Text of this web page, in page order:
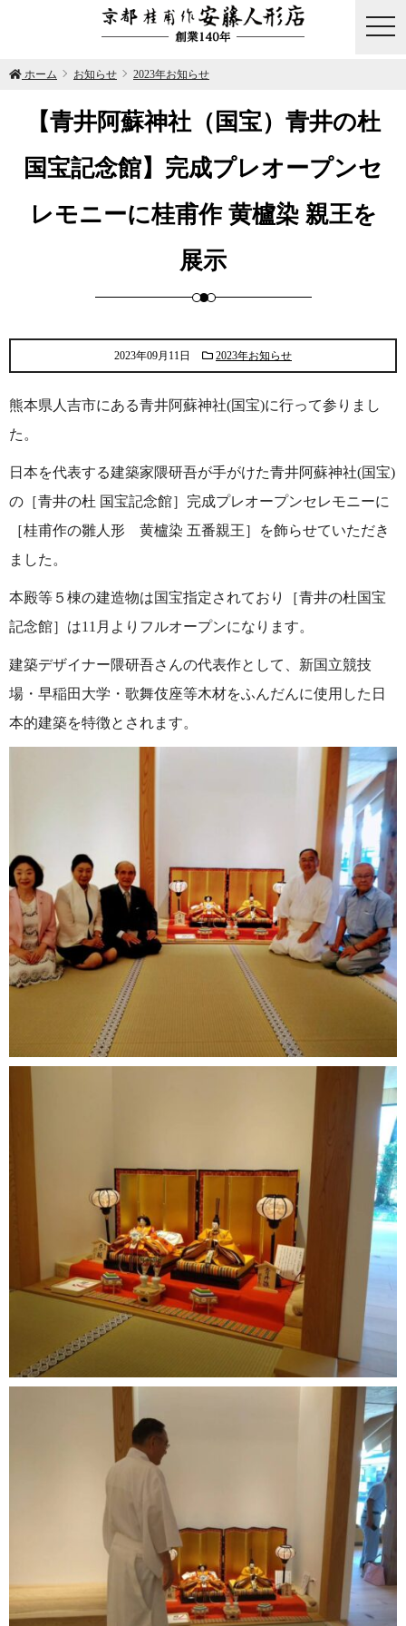
ホーム お知らせ 2023年お知らせ
【青井阿蘇神社（国宝）青井の杜
国宝記念館】完成プレオープンセ
レモニーに桂甫作 黄櫨染 親王を
展示
2023年09月11日 2023年お知らせ
熊本県人吉市にある青井阿蘇神社(国宝)に行って参りまし
た。
日本を代表する建築家隈研吾が手がけた青井阿蘇神社(国宝)
の［青井の杜 国宝記念館］完成プレオープンセレモニーに
［桂甫作の雛人形 黄櫨染 五番親王］を飾らせていただき
ました。
本殿等５棟の建造物は国宝指定されており［青井の杜国宝
記念館］は11月よりフルオープンになります。
建築デザイナー隈研吾さんの代表作として、新国立競技
場・早稲田大学・歌舞伎座等木材をふんだんに使用した日
本的建築を特徴とされます。